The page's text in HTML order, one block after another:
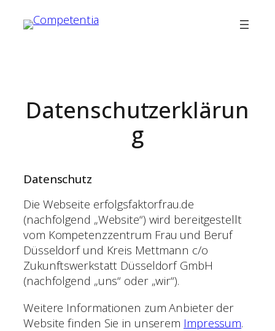
Inhalt
Datenschutzerklärun
g
Datenschutz
Die Webseite erfolgsfaktorfrau.de
(nachfolgend „Website“) wird bereitgestellt
vom Kompetenzzentrum Frau und Beruf
Düsseldorf und Kreis Mettmann c/o
Zukunftswerkstatt Düsseldorf GmbH
(nachfolgend „uns“ oder „wir“).
Weitere Informationen zum Anbieter der
Website finden Sie in unserem Impressum.